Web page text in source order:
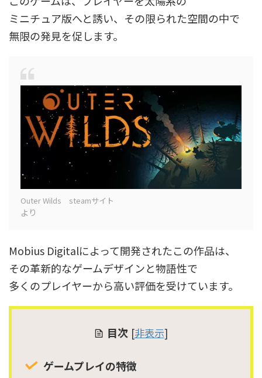
ミニチュア版へと誘い、その限られた空間の中で
無限の発見を促します。
Outer Wilds steamサイト
より
Mobius Digitalによって開発されたこの作品は、
その革新的なゲームデザインと物語性で
多くのプレイヤーから高い評価を受けています。
目次 [非表示]
ゲームプレイの特徴